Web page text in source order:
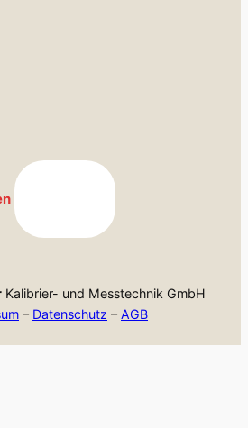
Kalibrier- und Messtechnik GmbH
– Datenschutz – AGB